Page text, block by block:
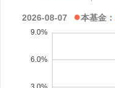
2026-08-07 ●本基金：